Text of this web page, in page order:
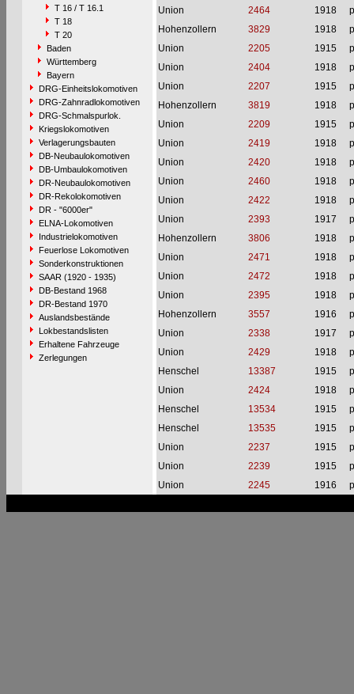
T 16 / T 16.1
T 18
T 20
Baden
Württemberg
Bayern
DRG-Einheitslokomotiven
DRG-Zahnradlokomotiven
DRG-Schmalspurlok.
Kriegslokomotiven
Verlagerungsbauten
DB-Neubaulokomotiven
DB-Umbaulokomotiven
DR-Neubaulokomotiven
DR-Rekolokomotiven
DR - "6000er"
ELNA-Lokomotiven
Industrielokomotiven
Feuerlose Lokomotiven
Sonderkonstruktionen
SAAR (1920 - 1935)
DB-Bestand 1968
DR-Bestand 1970
Auslandsbestände
Lokbestandslisten
Erhaltene Fahrzeuge
Zerlegungen
Union
2464 1918
Hohenzollern
3829 1918
Union
2205 1915
Union
2404 1918
Union
2207 1915
Hohenzollern
3819 1918
Union
2209 1915
Union
2419 1918
Union
2420 1918
Union
2460 1918
Union
2422 1918
Union
2393 1917
Hohenzollern
3806 1918
Union
2471 1918
Union
2472 1918
Union
2395 1918
Hohenzollern
3557 1916
Union
2338 1917
Union
2429 1918
Henschel
13387 1915
Union
2424 1918
Henschel
13534 1915
Henschel
13535 1915
Union
2237 1915
Union
2239 1915
Union
2245 1916